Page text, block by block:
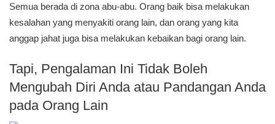
Semua berada di zona abu-abu. Orang baik bisa melakukan
kesalahan yang menyakiti orang lain, dan orang yang kita
anggap jahat juga bisa melakukan kebaikan bagi orang lain.
Tapi, Pengalaman Ini Tidak Boleh
Mengubah Diri Anda atau Pandangan Anda
pada Orang Lain